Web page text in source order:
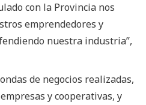
con la Provincia nos
emprendedores y
nuestra industria”,
de negocios realizadas,
y cooperativas, y